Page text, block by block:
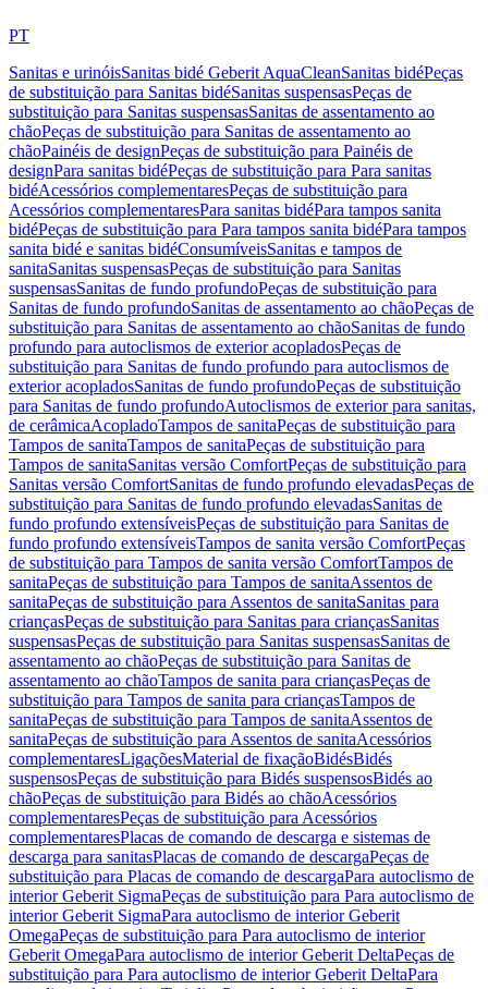
PT
Sanitas e urinóisSanitas bidé Geberit AquaCleanSanitas bidéPeças
de substituição para Sanitas bidéSanitas suspensasPeças de
substituição para Sanitas suspensasSanitas de assentamento ao
chãoPeças de substituição para Sanitas de assentamento ao
chãoPainéis de designPeças de substituição para Painéis de
designPara sanitas bidéPeças de substituição para Para sanitas
bidéAcessórios complementaresPeças de substituição para
Acessórios complementaresPara sanitas bidéPara tampos sanita
bidéPeças de substituição para Para tampos sanita bidéPara tampos
sanita bidé e sanitas bidéConsumíveisSanitas e tampos de
sanitaSanitas suspensasPeças de substituição para Sanitas
suspensasSanitas de fundo profundoPeças de substituição para
Sanitas de fundo profundoSanitas de assentamento ao chãoPeças de
substituição para Sanitas de assentamento ao chãoSanitas de fundo
profundo para autoclismos de exterior acopladosPeças de
substituição para Sanitas de fundo profundo para autoclismos de
exterior acopladosSanitas de fundo profundoPeças de substituição
para Sanitas de fundo profundoAutoclismos de exterior para sanitas,
de cerâmicaAcopladoTampos de sanitaPeças de substituição para
Tampos de sanitaTampos de sanitaPeças de substituição para
Tampos de sanitaSanitas versão ComfortPeças de substituição para
Sanitas versão ComfortSanitas de fundo profundo elevadasPeças de
substituição para Sanitas de fundo profundo elevadasSanitas de
fundo profundo extensíveisPeças de substituição para Sanitas de
fundo profundo extensíveisTampos de sanita versão ComfortPeças
de substituição para Tampos de sanita versão ComfortTampos de
sanitaPeças de substituição para Tampos de sanitaAssentos de
sanitaPeças de substituição para Assentos de sanitaSanitas para
criançasPeças de substituição para Sanitas para criançasSanitas
suspensasPeças de substituição para Sanitas suspensasSanitas de
assentamento ao chãoPeças de substituição para Sanitas de
assentamento ao chãoTampos de sanita para criançasPeças de
substituição para Tampos de sanita para criançasTampos de
sanitaPeças de substituição para Tampos de sanitaAssentos de
sanitaPeças de substituição para Assentos de sanitaAcessórios
complementaresLigaçõesMaterial de fixaçãoBidésBidés
suspensosPeças de substituição para Bidés suspensosBidés ao
chãoPeças de substituição para Bidés ao chãoAcessórios
complementaresPeças de substituição para Acessórios
complementaresPlacas de comando de descarga e sistemas de
descarga para sanitasPlacas de comando de descargaPeças de
substituição para Placas de comando de descargaPara autoclismo de
interior Geberit SigmaPeças de substituição para Para autoclismo de
interior Geberit SigmaPara autoclismo de interior Geberit
OmegaPeças de substituição para Para autoclismo de interior
Geberit OmegaPara autoclismo de interior Geberit DeltaPeças de
substituição para Para autoclismo de interior Geberit DeltaPara